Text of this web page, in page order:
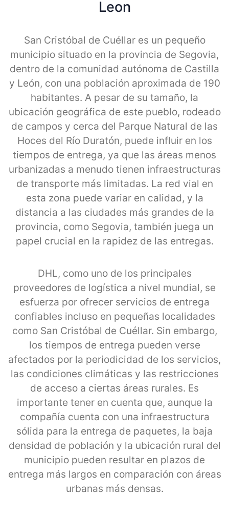
Leon
San Cristóbal de Cuéllar es un pequeño
municipio situado en la provincia de Segovia,
dentro de la comunidad autónoma de Castilla
y León, con una población aproximada de 190
habitantes. A pesar de su tamaño, la
ubicación geográfica de este pueblo, rodeado
de campos y cerca del Parque Natural de las
Hoces del Río Duratón, puede influir en los
tiempos de entrega, ya que las áreas menos
urbanizadas a menudo tienen infraestructuras
de transporte más limitadas. La red vial en
esta zona puede variar en calidad, y la
distancia a las ciudades más grandes de la
provincia, como Segovia, también juega un
papel crucial en la rapidez de las entregas.
DHL, como uno de los principales
proveedores de logística a nivel mundial, se
esfuerza por ofrecer servicios de entrega
confiables incluso en pequeñas localidades
como San Cristóbal de Cuéllar. Sin embargo,
los tiempos de entrega pueden verse
afectados por la periodicidad de los servicios,
las condiciones climáticas y las restricciones
de acceso a ciertas áreas rurales. Es
importante tener en cuenta que, aunque la
compañía cuenta con una infraestructura
sólida para la entrega de paquetes, la baja
densidad de población y la ubicación rural del
municipio pueden resultar en plazos de
entrega más largos en comparación con áreas
urbanas más densas.